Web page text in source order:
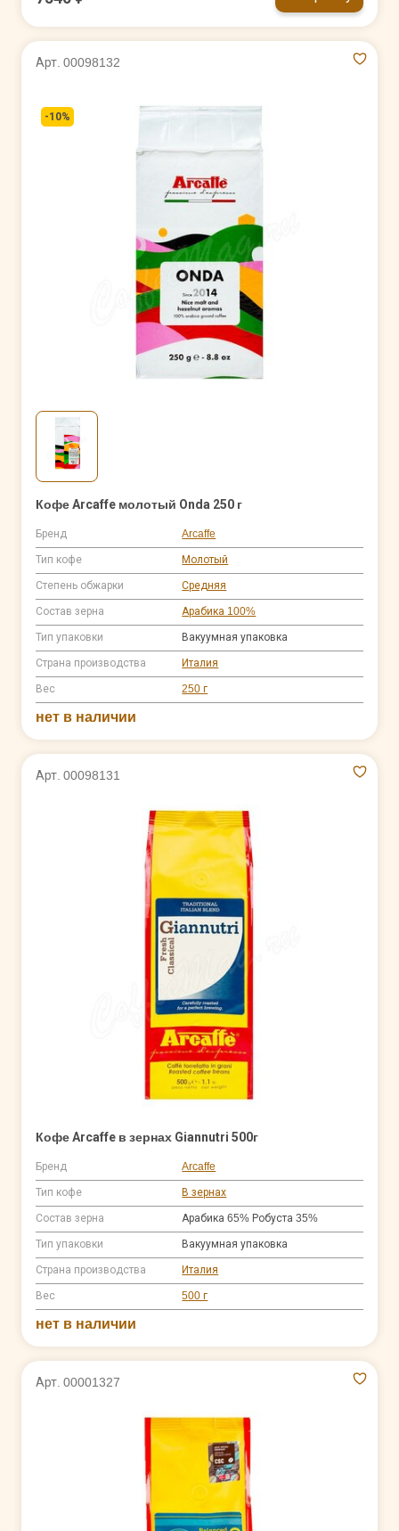
Арт. 00098132
-10%
Кофе Arcaffe молотый Onda 250 г
Бренд Arcaffe
Тип кофе Молотый
Степень обжарки Средняя
Состав зерна Арабика 100%
Тип упаковки Вакуумная упаковка
Страна производства Италия
Вес 250 г
нет в наличии
Арт. 00098131
Кофе Arcaffe в зернах Giannutri 500г
Бренд Arcaffe
Тип кофе В зернах
Состав зерна Арабика 65% Робуста 35%
Тип упаковки Вакуумная упаковка
Страна производства Италия
Вес 500 г
нет в наличии
Арт. 00001327